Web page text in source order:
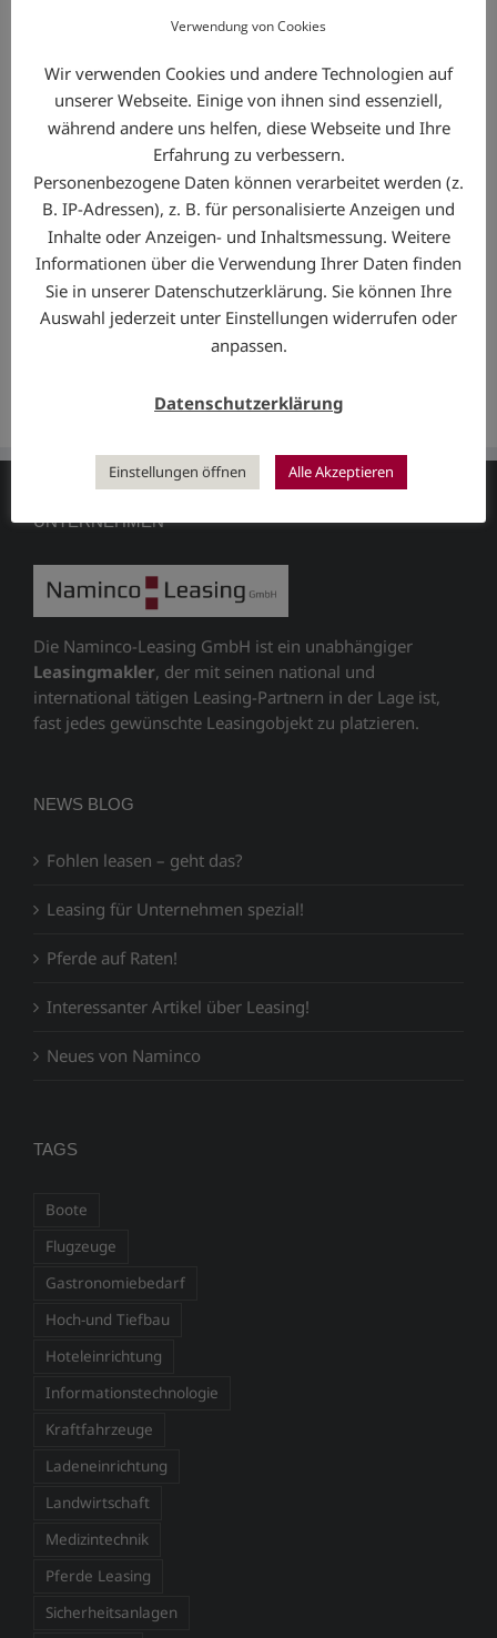
nach:
Neueste Beiträge
Fohlen leasen – geht das?
Leasing für Unternehmen spezial!
Interessanter Artikel über Leasing!
UNTERNEHMEN
Die Naminco-Leasing GmbH ist ein unabhängiger
Leasingmakler, der mit seinen national und
international tätigen Leasing-Partnern in der Lage ist,
fast jedes gewünschte Leasingobjekt zu platzieren.
NEWS BLOG
Fohlen leasen – geht das?
Leasing für Unternehmen spezial!
Pferde auf Raten!
Interessanter Artikel über Leasing!
Neues von Naminco
TAGS
Boote
Flugzeuge
Gastronomiebedarf
Hoch-und Tiefbau
Hoteleinrichtung
Informationstechnologie
Kraftfahrzeuge
Ladeneinrichtung
Landwirtschaft
Medizintechnik
Pferde Leasing
Sicherheitsanlagen
Verwendung von Cookies
Wir verwenden Cookies und andere Technologien auf
unserer Webseite. Einige von ihnen sind essenziell,
während andere uns helfen, diese Webseite und Ihre
Erfahrung zu verbessern.
Personenbezogene Daten können verarbeitet werden (z.
B. IP-Adressen), z. B. für personalisierte Anzeigen und
Inhalte oder Anzeigen- und Inhaltsmessung. Weitere
Informationen über die Verwendung Ihrer Daten finden
Sie in unserer Datenschutzerklärung. Sie können Ihre
Auswahl jederzeit unter Einstellungen widerrufen oder
anpassen.
Datenschutzerklärung
Einstellungen öffnen Alle Akzeptieren